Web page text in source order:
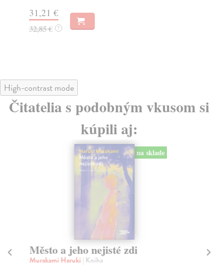
31,21 €
32,85 € ?
High-contrast mode
Čitatelia s podobným vkusom si
kúpili aj:
na sklade
Město a jeho nejisté zdi
Murakami Haruki | Kniha